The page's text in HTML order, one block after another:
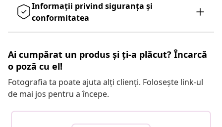
Informații privind siguranța și
conformitatea
Ai cumpărat un produs și ți-a plăcut? Încarcă
o poză cu el!
Fotografia ta poate ajuta alți clienți. Folosește link-ul
de mai jos pentru a începe.